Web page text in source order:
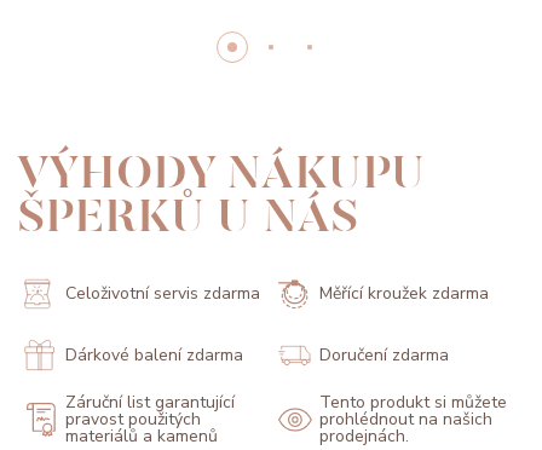
VÝHODY NÁKUPU
ŠPERKŮ U NÁS
Celoživotní servis zdarma Měřící kroužek zdarma
Dárkové balení zdarma Doručení zdarma
Záruční list garantující
pravost použitých
materiálů a kamenů
Tento produkt si můžete
prohlédnout na našich
prodejnách.